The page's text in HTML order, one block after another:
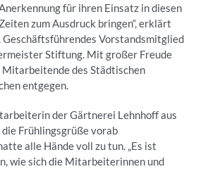
für ihren Einsatz in diesen
zum Ausdruck bringen“, erklärt
Geschäftsführendes Vorstandsmitglied
Stiftung. Mit großer Freude
Mitarbeitende des Städtischen
entgegen.
der Gärtnerei Lehnhoff aus
Frühlingsgrüße vorab
alle Hände voll zu tun. „Es ist
wie sich die Mitarbeiterinnen und